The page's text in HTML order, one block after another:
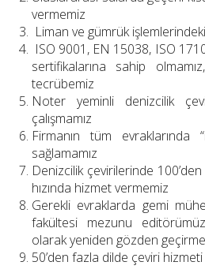
vermemiz
Liman ve gümrük
ISO 9001, EN 15038, ISO
sertifikalarına sahip
tecrübemiz
Noter yeminli denizcilik
çalışmamız
Firmanın tüm evraklarında
sağlamamız
Denizcilik çevirilerinde
hızında hizmet vermemiz
Gerekli evraklarda gemi
fakültesi mezunu
olarak yeniden gözden
50’den fazla dilde çeviri hizmeti